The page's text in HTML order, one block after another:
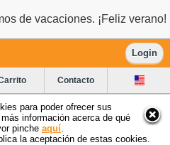
de vacaciones. ¡Feliz verano!
Login
Contacto
para poder ofrecer sus
información acerca de qué
pinche aquí
la aceptación de estas cookies.